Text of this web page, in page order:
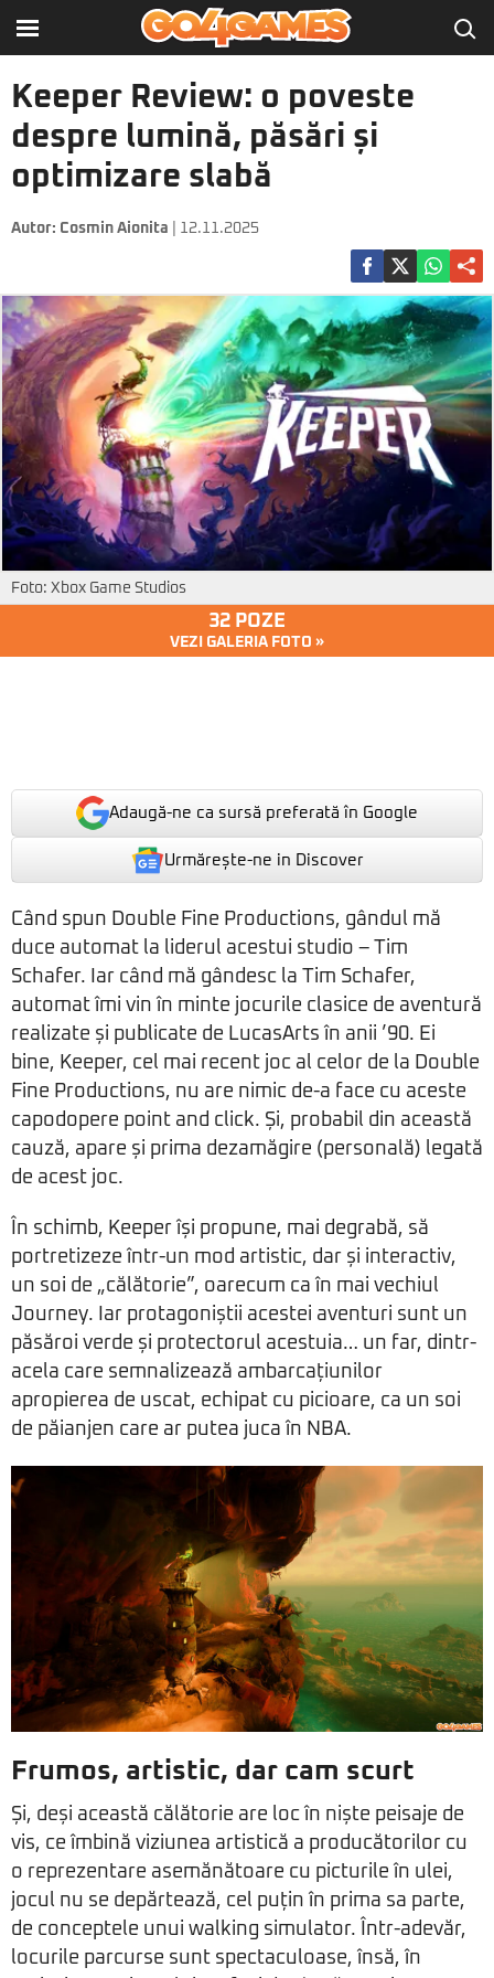
Keeper Review: o poveste
despre lumină, păsări și
optimizare slabă
Autor: Cosmin Aionita | 12.11.2025
Foto: Xbox Game Studios
32 POZE
VEZI GALERIA FOTO »
Adaugă-ne ca sursă preferată în Google
Urmărește-ne in Discover
Când spun Double Fine Productions, gândul mă
duce automat la liderul acestui studio – Tim
Schafer. Iar când mă gândesc la Tim Schafer,
automat îmi vin în minte jocurile clasice de aventură
realizate și publicate de LucasArts în anii ’90. Ei
bine, Keeper, cel mai recent joc al celor de la Double
Fine Productions, nu are nimic de-a face cu aceste
capodopere point and click. Și, probabil din această
cauză, apare și prima dezamăgire (personală) legată
de acest joc.
În schimb, Keeper își propune, mai degrabă, să
portretizeze într-un mod artistic, dar și interactiv,
un soi de „călătorie”, oarecum ca în mai vechiul
Journey. Iar protagoniștii acestei aventuri sunt un
păsăroi verde și protectorul acestuia… un far, dintr-
acela care semnalizează ambarcațiunilor
apropierea de uscat, echipat cu picioare, ca un soi
de păianjen care ar putea juca în NBA.
Frumos, artistic, dar cam scurt
Și, deși această călătorie are loc în niște peisaje de
vis, ce îmbină viziunea artistică a producătorilor cu
o reprezentare asemănătoare cu picturile în ulei,
jocul nu se depărtează, cel puțin în prima sa parte,
de conceptele unui walking simulator. Într-adevăr,
locurile parcurse sunt spectaculoase, însă, în